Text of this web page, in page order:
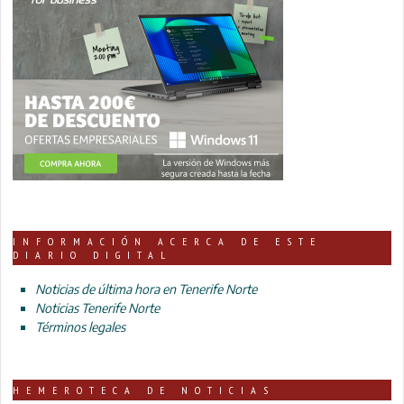
INFORMACIÓN ACERCA DE ESTE
DIARIO DIGITAL
Noticias de última hora en Tenerife Norte
Noticias Tenerife Norte
Términos legales
HEMEROTECA DE NOTICIAS